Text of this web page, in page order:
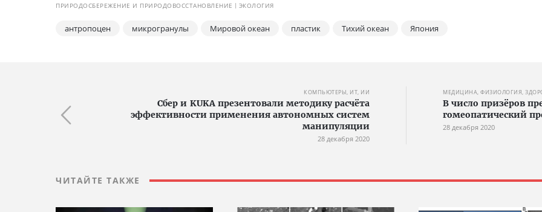
ПРИРОДОСБЕРЕЖЕНИЕ И ПРИРОДОВОССТАНОВЛЕНИЕ ЭКОЛОГИЯ
антропоцен микрогранулы Мировой океан пластик Тихий океан Япония
КОМПЬЮТЕРЫ, ИТ, ИИ
Сбер и KUKA презентовали методику расчёта
эффективности применения автономных систем
манипуляции
28 декабря 2020
МЕДИЦИНА, ФИЗИОЛОГИЯ,
В число призёров
гомеопатический
28 декабря 2020
ЧИТАЙТЕ ТАКЖЕ